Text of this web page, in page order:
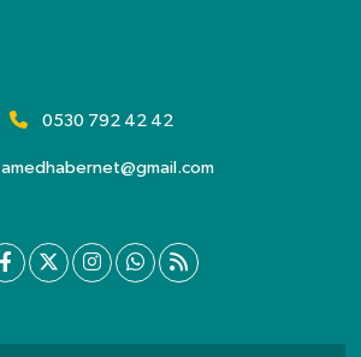
0530 792 42 42
amedhabernet@gmail.com